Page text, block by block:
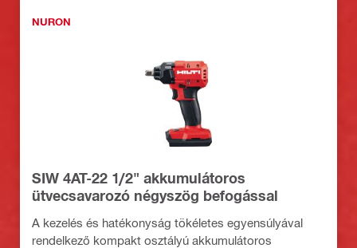
NURON
SIW 4AT-22 1/2" akkumulátoros
ütvecsavarozó négyszög befogással
A kezelés és hatékonyság tökéletes egyensúlyával
rendelkező kompakt osztályú akkumulátoros